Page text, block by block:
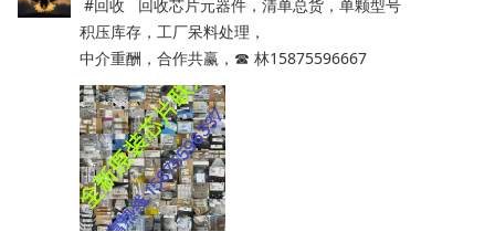
积压库存，工厂呆料处理，
中介重酬，合作共赢，☎ 林15875596667